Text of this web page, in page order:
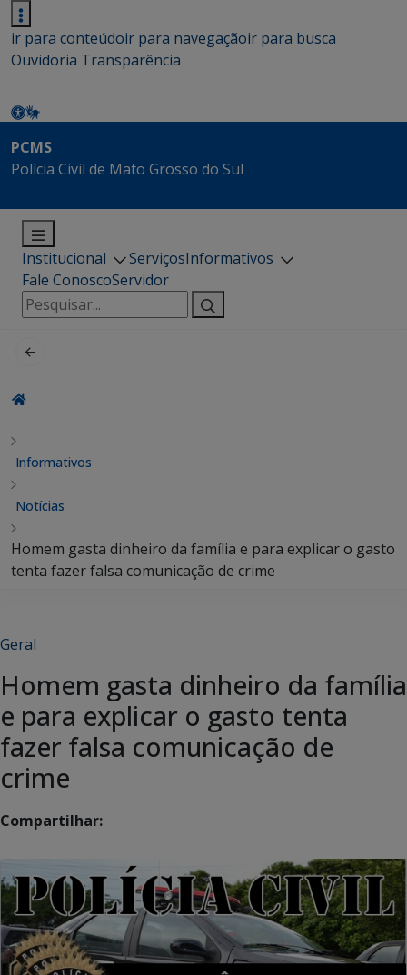
ir para conteúdoir para navegaçãoir para busca
Ouvidoria Transparência
PCMS
Polícia Civil de Mato Grosso do Sul
Institucional ServiçosInformativos
Fale ConoscoServidor
Pesquisar
por:
Informativos
Notícias
Homem gasta dinheiro da família e para explicar o gasto
tenta fazer falsa comunicação de crime
Geral
Homem gasta dinheiro da família
e para explicar o gasto tenta
fazer falsa comunicação de
crime
Compartilhar: